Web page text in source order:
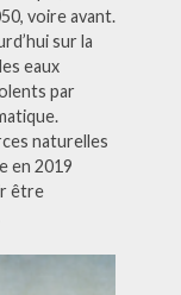
voire avant.
sur la
eaux
par
naturelles
en 2019
être